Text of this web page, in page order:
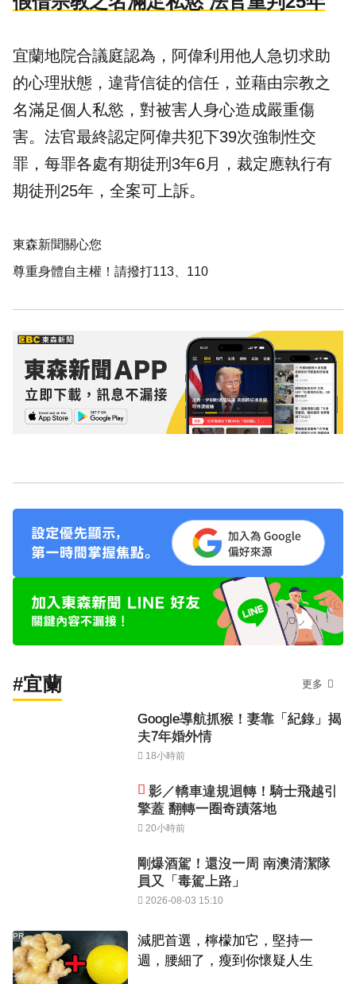
宜蘭地院合議庭認為，阿偉利用他人急切求助
的心理狀態，違背信徒的信任，並藉由宗教之
名滿足個人私慾，對被害人身心造成嚴重傷
害。法官最終認定阿偉共犯下39次強制性交
罪，每罪各處有期徒刑3年6月，裁定應執行有
期徒刑25年，全案可上訴。
東森新聞關心您
尊重身體自主權！請撥打113、110
#宜蘭 更多
Google導航抓猴！妻靠「紀錄」揭
夫7年婚外情
18小時前
影／轎車違規迴轉！騎士飛越引
擎蓋 翻轉一圈奇蹟落地
20小時前
剛爆酒駕！還沒一周 南澳清潔隊
員又「毒駕上路」
2026-08-03 15:10
減肥首選，檸檬加它，堅持一
週，腰細了，瘦到你懷疑人生
PR